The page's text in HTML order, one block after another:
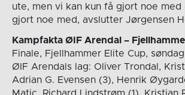
ute, men vi kan kun få gjort noe med
gjort noe med, avslutter Jørgensen
Kampfakta ØIF Arendal –
Finale, Fjellhammer Elite Cup, søndag
ØIF Arendals lag: Oliver Trondal,
Adrian G. Evensen (3), Henrik